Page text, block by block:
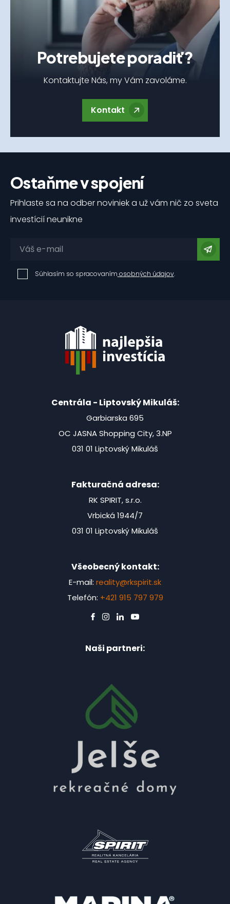
Potrebujete poradiť?
Kontaktujte Nás, my Vám zavoláme.
Kontakt
Ostaňme v spojení
Prihlaste sa na odber noviniek a už vám nič zo sveta
investícií neunikne
Súhlasím so spracovaním osobných údajov.
Centrála - Liptovský Mikuláš:
Garbiarska 695
OC JASNA Shopping City, 3.NP
031 01 Liptovský Mikuláš
Fakturačná adresa:
RK SPIRIT, s.r.o.
Vrbická 1944/7
031 01 Liptovský Mikuláš
Všeobecný kontakt:
E-mail: reality@rkspirit.sk
Telefón: +421 915 797 979
Naši partneri: